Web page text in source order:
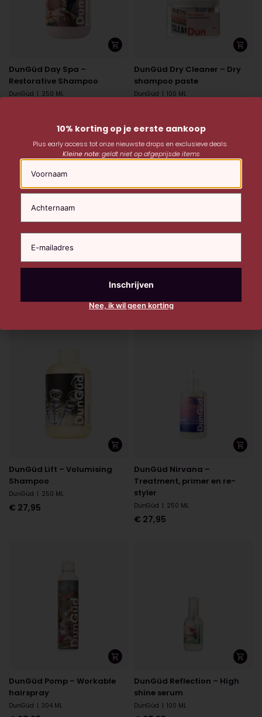
DunGüd Day Spa –
Restorative Shampoo
DunGüd | 250 ML
DunGüd Dry Cleaner – Dry
shampoo paste
DunGüd | 100 ML
DunGüd Fashion Police –
DunGüd Lift – Volumising
Conditioner
€27,95
DunGüd Lift – Volumising
Shampoo
DunGüd | 250 ML
€ 27,95
DunGüd Nirvana –
Treatment, primer en re-
styler
DunGüd | 250 ML
€ 27,95
DunGüd Pomp – Workable
hairspray
DunGüd | 304 ML
DunGüd Reflection – High
shine serum
DunGüd | 100 ML
10% korting op je eerste aankoop
Plus early access tot onze nieuwste drops en exclusieve deals.
Kleine note:geldt niet op afgeprijsde items
Naam
Nee, ik wil geen korting